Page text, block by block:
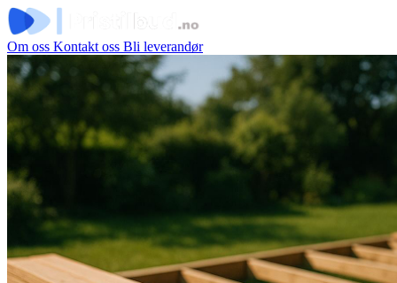
Om oss Kontakt oss Bli leverandør